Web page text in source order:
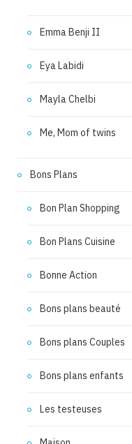
Emma Benji II
Eya Labidi
Mayla Chelbi
Me, Mom of twins
Bons Plans
Bon Plan Shopping
Bon Plans Cuisine
Bonne Action
Bons plans beauté
Bons plans Couples
Bons plans enfants
Les testeuses